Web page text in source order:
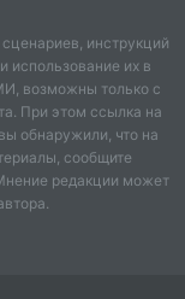
инструкций
использование их в
возможны только с
При этом ссылка на
обнаружили, что на
сообщите
редакции может